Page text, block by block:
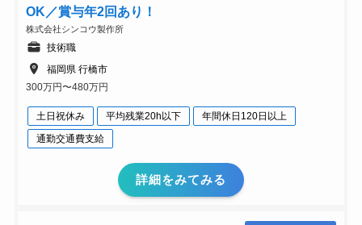
OK／賞与年2回あり！
株式会社シンコウ製作所
技術職
福岡県 行橋市
300万円〜480万円
土日祝休み 平均残業20h以下
年間休日120日以上
通勤交通費支給
詳細をみてみる